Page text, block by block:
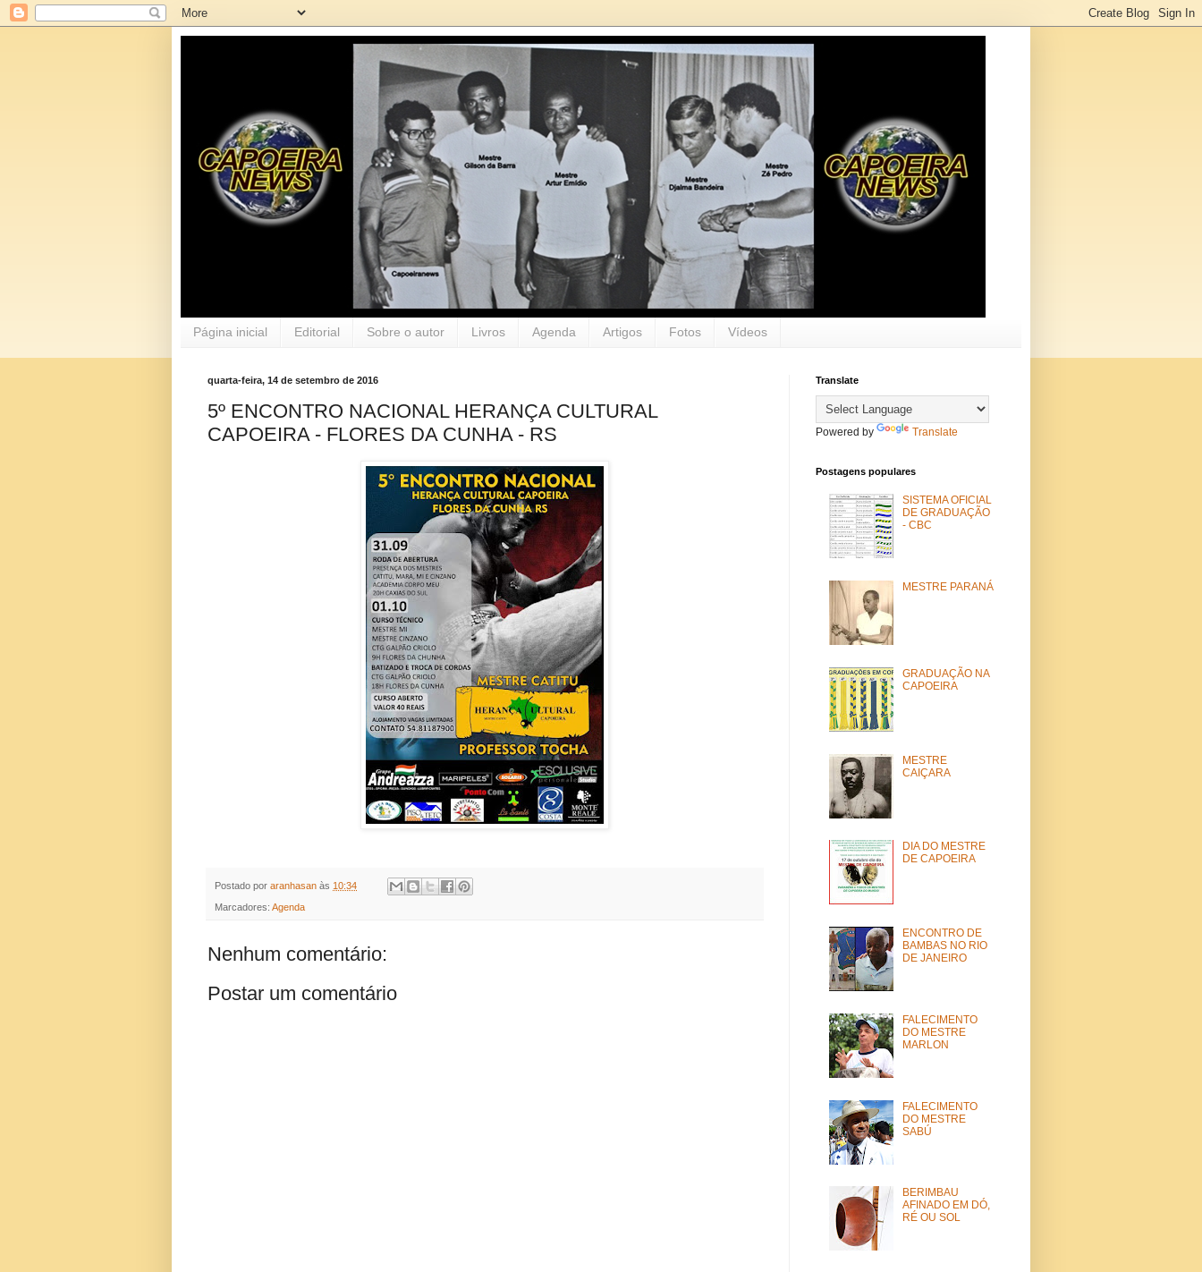
Página inicial Editorial Sobre o autor Livros Agenda Artigos Fotos Vídeos
quarta-feira, 14 de setembro de 2016
5º ENCONTRO NACIONAL HERANÇA CULTURAL
CAPOEIRA - FLORES DA CUNHA - RS
Postado por aranhasan às 10:34
Marcadores: Agenda
Nenhum comentário:
Postar um comentário
Translate
Powered by Translate
Postagens populares
SISTEMA OFICIAL
DE GRADUAÇÃO
- CBC
MESTRE PARANÁ
GRADUAÇÃO NA
CAPOEIRA
MESTRE
CAIÇARA
DIA DO MESTRE
DE CAPOEIRA
ENCONTRO DE
BAMBAS NO RIO
DE JANEIRO
FALECIMENTO
DO MESTRE
MARLON
FALECIMENTO
DO MESTRE
SABÚ
BERIMBAU
AFINADO EM DÓ,
RÉ OU SOL